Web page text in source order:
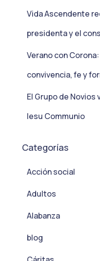
Vida Ascendente
presidenta y el
Verano con
convivencia, fe y
El Grupo de Novios
Iesu Communio
Categorías
Acción social
Adultos
Alabanza
blog